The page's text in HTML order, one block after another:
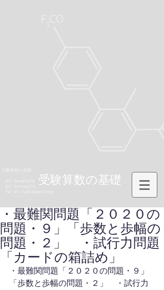
受験算数の基礎
・最難関問題「２０２０の
問題・９」「歩数と歩幅の
問題・２」 ・試行力問題
「カードの箱詰め」
・最難関問題「２０２０の問題・９」
「歩数と歩幅の問題・２」　・試行力